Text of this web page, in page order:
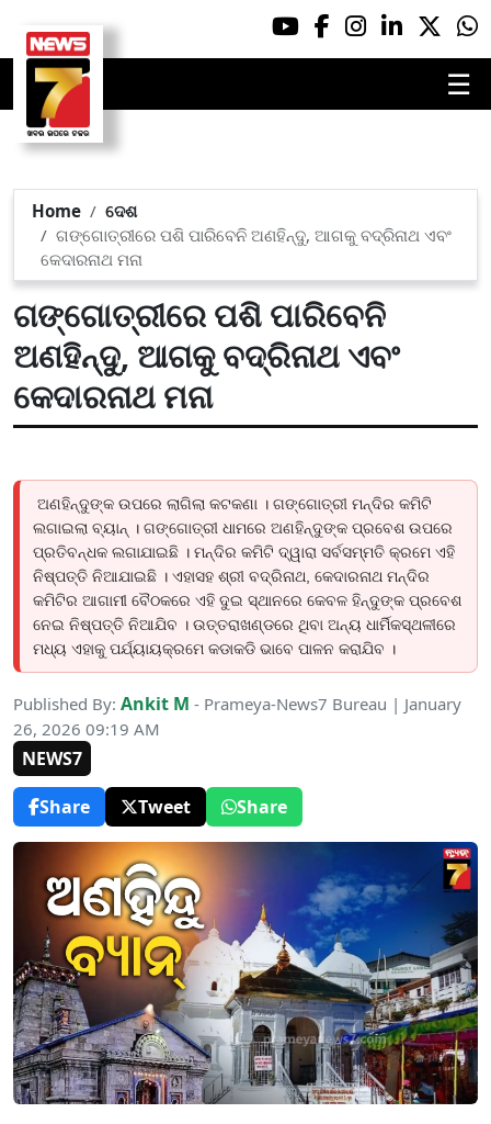
☰
Home
ଦେଶ
ଗଙ୍ଗୋତ୍ରୀରେ ପଶି ପାରିବେନି ଅଣହିନ୍ଦୁ, ଆଗକୁ ବଦ୍ରିନାଥ ଏବଂ
କେଦାରନାଥ ମନା
ଗଙ୍ଗୋତ୍ରୀରେ ପଶି ପାରିବେନି
ଅଣହିନ୍ଦୁ, ଆଗକୁ ବଦ୍ରିନାଥ ଏବଂ
କେଦାରନାଥ ମନା
ଅଣହିନ୍ଦୁଙ୍କ ଉପରେ ଲାଗିଲା କଟକଣା । ଗଙ୍ଗୋତ୍ରୀ ମନ୍ଦିର କମିଟି
ଲଗାଇଲା ବ୍ୟାନ୍ । ଗଙ୍ଗୋତ୍ରୀ ଧାମରେ ଅଣହିନ୍ଦୁଙ୍କ ପ୍ରବେଶ ଉପରେ
ପ୍ରତିବନ୍ଧକ ଲଗାଯାଇଛି । ମନ୍ଦିର କମିଟି ଦ୍ୱାରା ସର୍ବସମ୍ମତି କ୍ରମେ ଏହି
ନିଷ୍ପତ୍ତି ନିଆଯାଇଛି । ଏହାସହ ଶ୍ରୀ ବଦ୍ରିନାଥ, କେଦାରନାଥ ମନ୍ଦିର
କମିଟିର ଆଗାମୀ ବୈଠକରେ ଏହି ଦୁଇ ସ୍ଥାନରେ କେବଳ ହିନ୍ଦୁଙ୍କ ପ୍ରବେଶ
ନେଇ ନିଷ୍ପତ୍ତି ନିଆଯିବ । ଉତ୍ତରାଖଣ୍ଡରେ ଥିବା ଅନ୍ୟ ଧାର୍ମିକସ୍ଥଳୀରେ
ମଧ୍ୟ ଏହାକୁ ପର୍ଯ୍ୟାୟକ୍ରମେ କଡାକଡି ଭାବେ ପାଳନ କରାଯିବ ।
Published By: Ankit M - Prameya-News7 Bureau | January
26, 2026 09:19 AM
NEWS7
Share
Tweet Share